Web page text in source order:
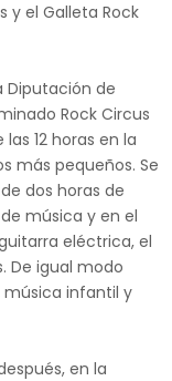
y el Galleta Rock
Diputación de
Rock Circus
12 horas en la
más pequeños. Se
dos horas de
música y en el
eléctrica, el
De igual modo
música infantil y
en la